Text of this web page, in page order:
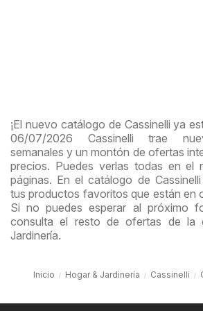
¡El nuevo catálogo de Cassinelli ya
06/07/2026 Cassinelli trae
semanales y un montón de ofertas
precios. Puedes verlas todas en
páginas. En el catálogo de
tus productos favoritos que están en
Si no puedes esperar al próximo
consulta el resto de ofertas de la
Jardinería.
Inicio Hogar & Jardinería Cassinelli